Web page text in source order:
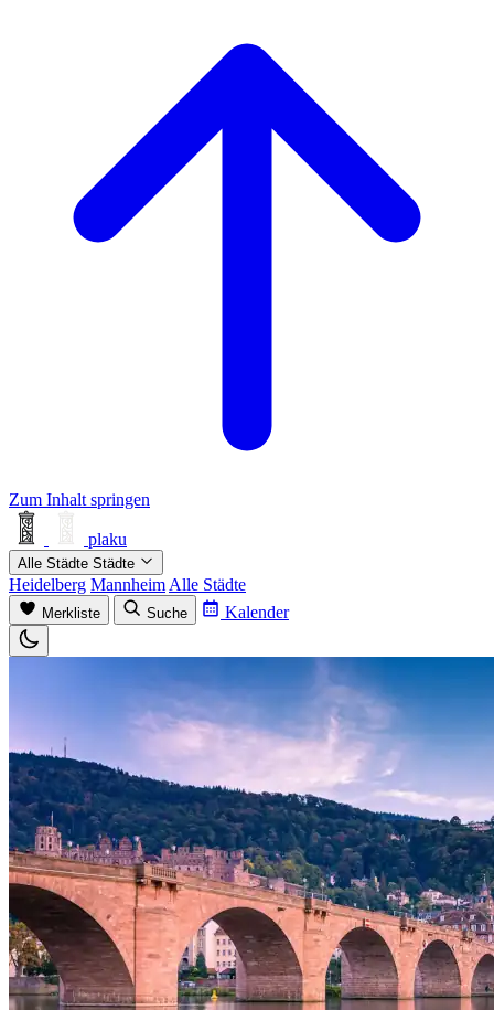
Zum Inhalt springen
plaku
Alle Städte Städte
Heidelberg Mannheim Alle Städte
Merkliste Suche Kalender